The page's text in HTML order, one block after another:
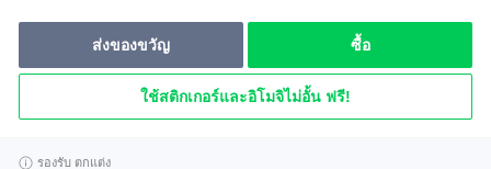
ส่งของขวัญ ซื้อ
ใช้สติกเกอร์และอิโมจิไม่อั้น ฟรี!
รองรับ ตกแต่ง